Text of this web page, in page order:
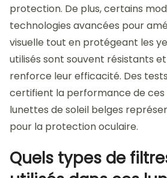
protection. De plus, certains
technologies avancées pour
visuelle tout en protégeant les
utilisés sont souvent résistants
renforce leur efficacité. Des
certifient la performance de ces
lunettes de soleil belges
pour la protection oculaire.
Quels types de